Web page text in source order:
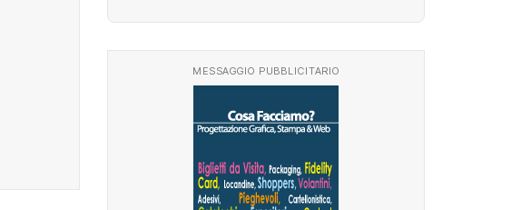
MESSAGGIO PUBBLICITARIO